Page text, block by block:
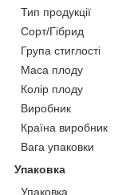
Тип продукції
Сорт/Гібрид
Група стиглості
Маса плоду
Колір плоду
Виробник
Країна виробник
Вага упаковки
Упаковка
Упаковка